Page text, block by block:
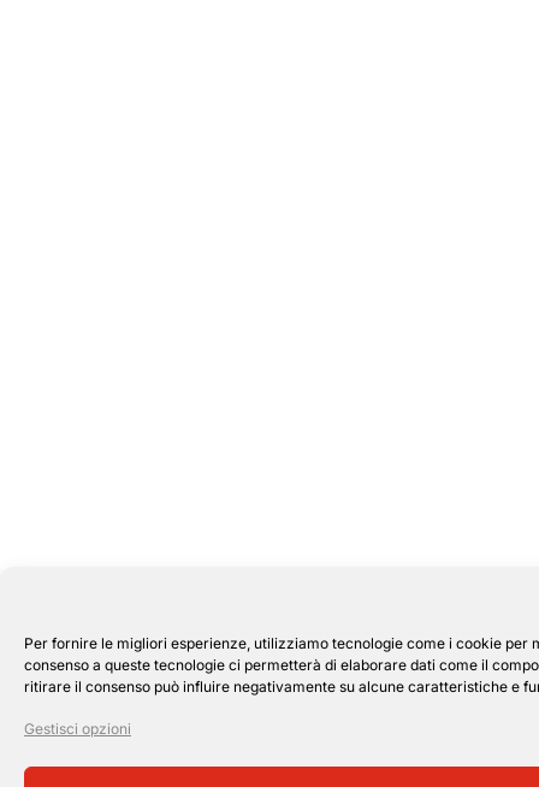
Per fornire le migliori esperienze, utilizziamo tecnologie come i cookie
consenso a queste tecnologie ci permetterà di elaborare dati come il
ritirare il consenso può influire negativamente su alcune caratteristiche e
Gestisci opzioni